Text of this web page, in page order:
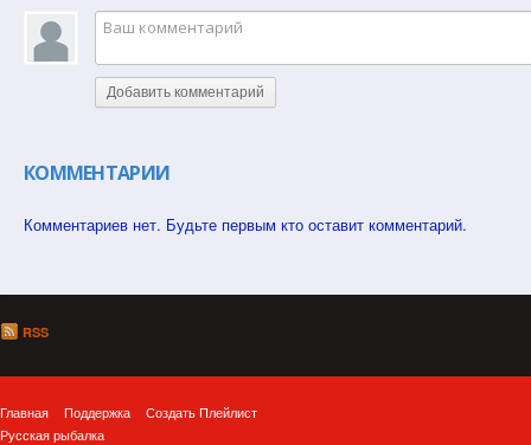
Добавить комментарий
КОММЕНТАРИИ
Комментариев нет. Будьте первым кто оставит комментарий.
RSS
Главная Поддержка
Создать Плейлист
Русская рыбалка